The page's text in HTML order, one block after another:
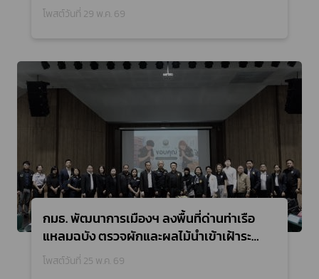
โพสต์วันที่ 29 พ.ค. 69
กมธ. พัฒนาการเมืองฯ ลงพื้นที่ด่านท่าเรือ
แหลมฉบัง ตรวจผักและผลไม้นำเข้าเฝ้าระวัง
ความปลอดภัยเพื่อผู้บริโภค
โพสต์วันที่ 25 พ.ค. 69